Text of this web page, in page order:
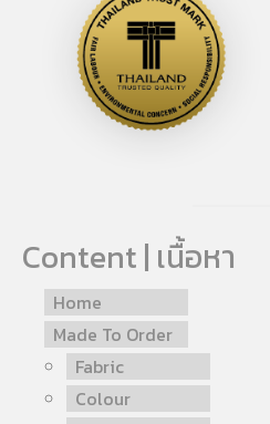
Content | เนื้อหา
Home
Made To Order
Fabric
Colour